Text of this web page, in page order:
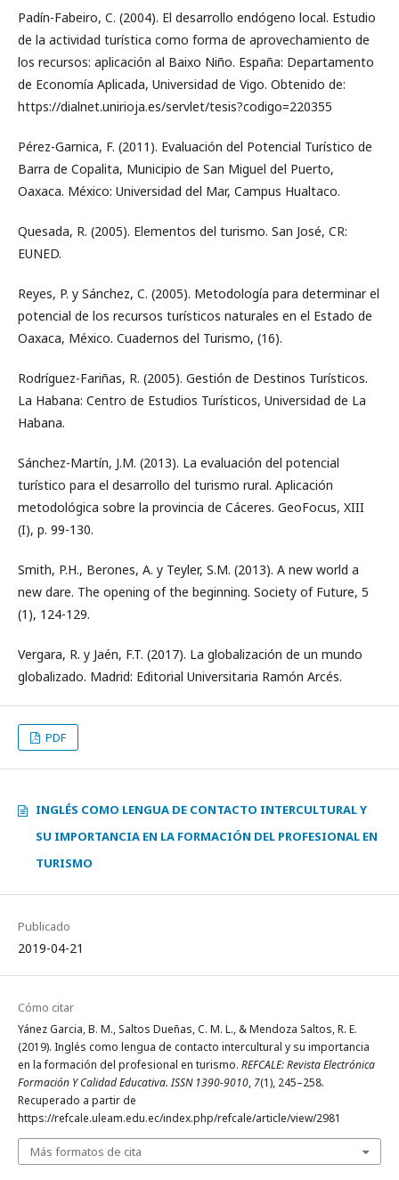
Padín-Fabeiro, C. (2004). El desarrollo endógeno local. Estudio
de la actividad turística como forma de aprovechamiento de
los recursos: aplicación al Baixo Niño. España: Departamento
de Economía Aplicada, Universidad de Vigo. Obtenido de:
https://dialnet.unirioja.es/servlet/tesis?codigo=220355
Pérez-Garnica, F. (2011). Evaluación del Potencial Turístico de
Barra de Copalita, Municipio de San Miguel del Puerto,
Oaxaca. México: Universidad del Mar, Campus Hualtaco.
Quesada, R. (2005). Elementos del turismo. San José, CR:
EUNED.
Reyes, P. y Sánchez, C. (2005). Metodología para determinar el
potencial de los recursos turísticos naturales en el Estado de
Oaxaca, México. Cuadernos del Turismo, (16).
Rodríguez-Fariñas, R. (2005). Gestión de Destinos Turísticos.
La Habana: Centro de Estudios Turísticos, Universidad de La
Habana.
Sánchez-Martín, J.M. (2013). La evaluación del potencial
turístico para el desarrollo del turismo rural. Aplicación
metodológica sobre la provincia de Cáceres. GeoFocus, XIII
(I), p. 99-130.
Smith, P.H., Berones, A. y Teyler, S.M. (2013). A new world a
new dare. The opening of the beginning. Society of Future, 5
(1), 124-129.
Vergara, R. y Jaén, F.T. (2017). La globalización de un mundo
globalizado. Madrid: Editorial Universitaria Ramón Arcés.
PDF
INGLÉS COMO LENGUA DE CONTACTO INTERCULTURAL Y
SU IMPORTANCIA EN LA FORMACIÓN DEL PROFESIONAL EN
TURISMO
Publicado
2019-04-21
Cómo citar
Yánez Garcia, B. M., Saltos Dueñas, C. M. L., & Mendoza Saltos, R. E.
(2019). Inglés como lengua de contacto intercultural y su importancia
en la formación del profesional en turismo. REFCALE: Revista Electrónica
Formación Y Calidad Educativa. ISSN 1390-9010, 7(1), 245–258.
Recuperado a partir de
https://refcale.uleam.edu.ec/index.php/refcale/article/view/2981
Más formatos de cita